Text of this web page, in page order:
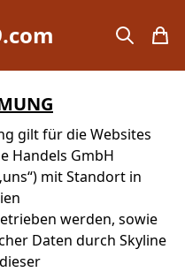
search
gilt für die Websites
Handels GmbH
mit Standort in
werden, sowie
Daten durch Skyline